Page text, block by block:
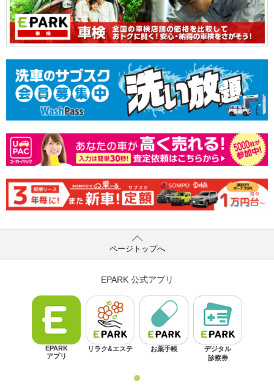
ページトップへ